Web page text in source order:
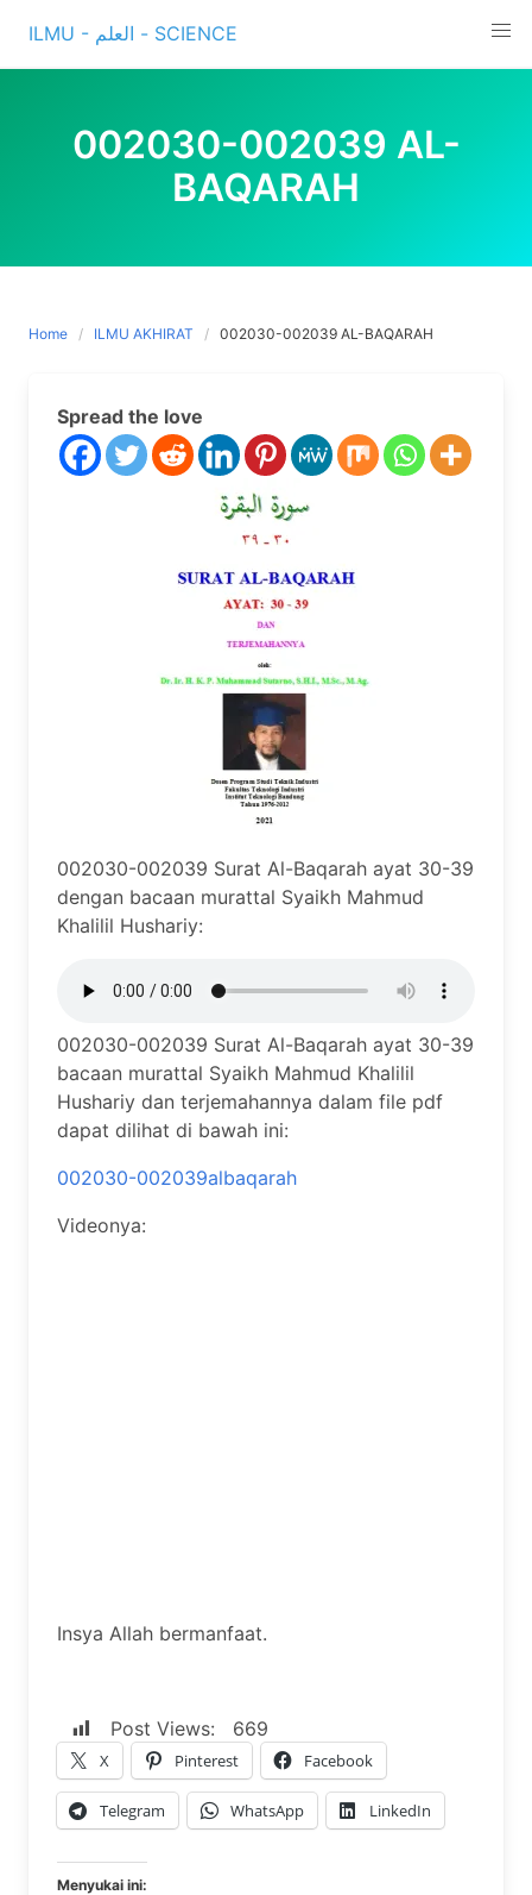
content
ILMU - العلم - SCIENCE
002030-002039 AL-
BAQARAH
Home ILMU AKHIRAT 002030-002039 AL-BAQARAH
Spread the love
002030-002039 Surat Al-Baqarah ayat 30-39
dengan bacaan murattal Syaikh Mahmud
Khalilil Hushariy:
002030-002039 Surat Al-Baqarah ayat 30-39
bacaan murattal Syaikh Mahmud Khalilil
Hushariy dan terjemahannya dalam file pdf
dapat dilihat di bawah ini:
002030-002039albaqarah
Videonya:
Insya Allah bermanfaat.
Post Views: 669
X Pinterest Facebook
Telegram WhatsApp LinkedIn
Menyukai ini: